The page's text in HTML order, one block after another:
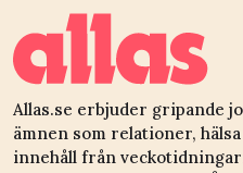
Allas.se erbjuder gripande
ämnen som relationer,
innehåll från